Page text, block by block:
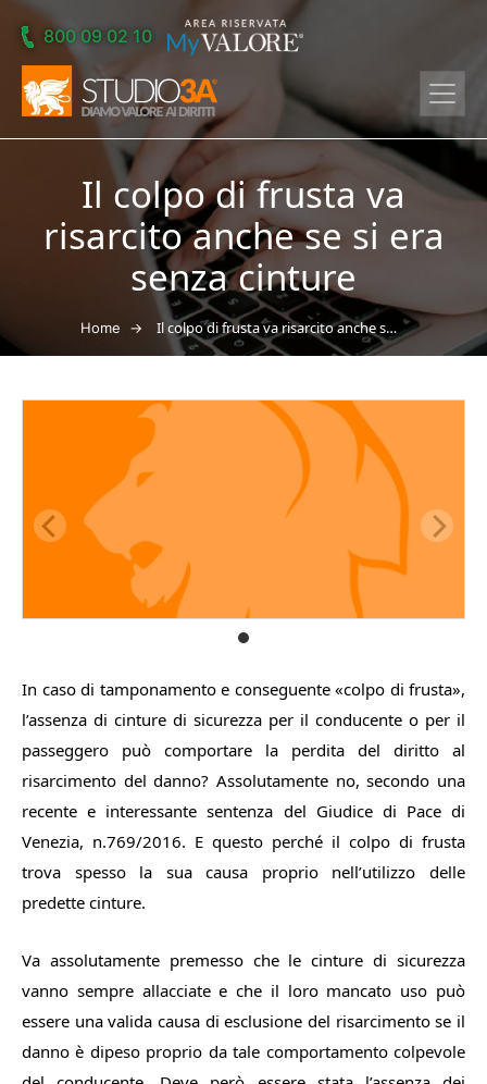
Skip to main content
800 09 02 10
Il colpo di frusta va
risarcito anche se si era
senza cinture
Home → Il colpo di frusta va risarcito anche se si era senza cinture
In caso di tamponamento e conseguente «colpo di frusta»,
l’assenza di cinture di sicurezza per il conducente o per il
passeggero può comportare la perdita del diritto al
risarcimento del danno? Assolutamente no, secondo una
recente e interessante sentenza del Giudice di Pace di
Venezia, n.769/2016. E questo perché il colpo di frusta
trova spesso la sua causa proprio nell’utilizzo delle
predette cinture.
Va assolutamente premesso che le cinture di sicurezza
vanno sempre allacciate e che il loro mancato uso può
essere una valida causa di esclusione del risarcimento se il
danno è dipeso proprio da tale comportamento colpevole